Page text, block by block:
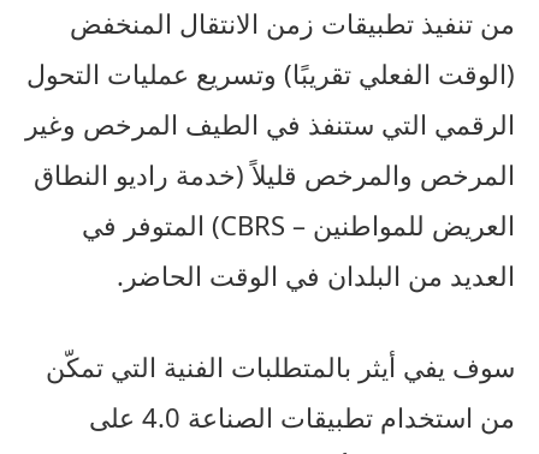
من تنفيذ تطبيقات زمن الانتقال المنخفض
(الوقت الفعلي تقريبًا) وتسريع عمليات التحول
الرقمي التي ستنفذ في الطيف المرخص وغير
المرخص والمرخص قليلاً (خدمة راديو النطاق
العريض للمواطنين – CBRS) المتوفر في
العديد من البلدان في الوقت الحاضر.
سوف يفي أيثر بالمتطلبات الفنية التي تمكّن
من استخدام تطبيقات الصناعة 4.0 على